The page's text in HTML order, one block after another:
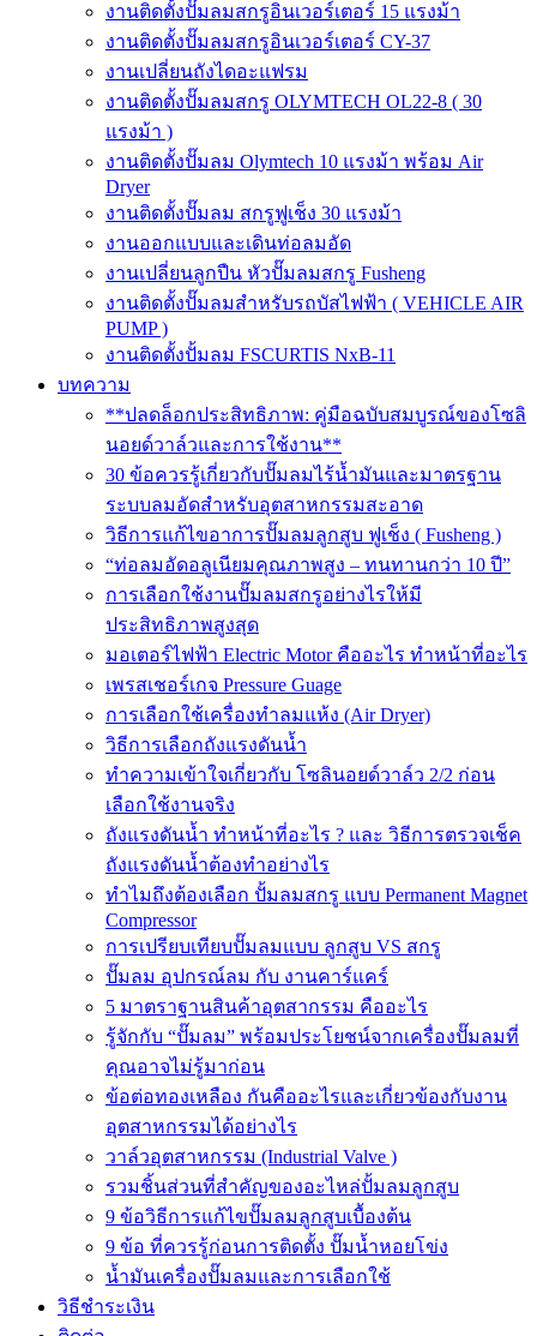
งานติดตั้งปั๊มลมสกรูอินเวอร์เตอร์ 15 แรงม้า
งานติดตั้งปั๊มลมสกรูอินเวอร์เตอร์ CY-37
งานเปลี่ยนถังไดอะแฟรม
งานติดตั้งปั๊มลมสกรู OLYMTECH OL22-8 ( 30
แรงม้า )
งานติดตั้งปั๊มลม Olymtech 10 แรงม้า พร้อม Air
Dryer
งานติดตั้งปั๊มลม สกรูฟูเช็ง 30 แรงม้า
งานออกแบบและเดินท่อลมอัด
งานเปลี่ยนลูกปืน หัวปั๊มลมสกรู Fusheng
งานติดตั้งปั๊มลมสำหรับรถบัสไฟฟ้า ( VEHICLE AIR
PUMP )
งานติดตั้งปั้มลม FSCURTIS NxB-11
บทความ
**ปลดล็อกประสิทธิภาพ: คู่มือฉบับสมบูรณ์ของโซลิ
นอยด์วาล์วและการใช้งาน**
30 ข้อควรรู้เกี่ยวกับปั๊มลมไร้น้ำมันและมาตรฐาน
ระบบลมอัดสำหรับอุตสาหกรรมสะอาด
วิธีการแก้ไขอาการปั๊มลมลูกสูบ ฟูเช็ง ( Fusheng )
“ท่อลมอัดอลูเนียมคุณภาพสูง – ทนทานกว่า 10 ปี”
การเลือกใช้งานปั๊มลมสกรูอย่างไรให้มี
ประสิทธิภาพสูงสุด
มอเตอร์ไฟฟ้า Electric Motor คืออะไร ทำหน้าที่อะไร
เพรสเชอร์เกจ Pressure Guage
การเลือกใช้เครื่องทำลมแห้ง (Air Dryer)
วิธีการเลือกถังแรงดันน้ำ
ทำความเข้าใจเกี่ยวกับ โซลินอยด์วาล์ว 2/2 ก่อน
เลือกใช้งานจริง
ถังแรงดันน้ำ ทำหน้าที่อะไร ? และ วิธีการตรวจเช็ค
ถังแรงดันน้ำต้องทำอย่างไร
ทำไมถึงต้องเลือก ปั้มลมสกรู แบบ Permanent Magnet
Compressor
การเปรียบเทียบปั๊มลมแบบ ลูกสูบ VS สกรู
ปั๊มลม อุปกรณ์ลม กับ งานคาร์แคร์
5 มาตราฐานสินค้าอุตสากรรม คืออะไร
รู้จักกับ “ปั๊มลม” พร้อมประโยชน์จากเครื่องปั๊มลมที่
คุณอาจไม่รู้มาก่อน
ข้อต่อทองเหลือง กันคืออะไรและเกี่ยวข้องกับงาน
อุตสาหกรรมได้อย่างไร
วาล์วอุตสาหกรรม (Industrial Valve )
รวมชิ้นส่วนที่สำคัญของอะไหล่ปั้มลมลูกสูบ
9 ข้อวิธีการแก้ไขปั๊มลมลูกสูบเบื้องต้น
9 ข้อ ที่ควรรู้ก่อนการติดตั้ง ปั๊มน้ำหอยโข่ง
น้ำมันเครื่องปั๊มลมและการเลือกใช้
วิธีชำระเงิน